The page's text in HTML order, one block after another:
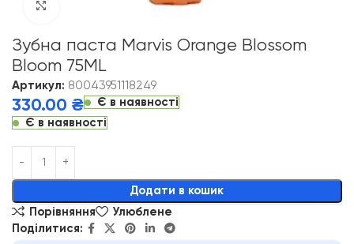
Зубна паста Marvis Orange Blossom
Bloom 75ML
Артикул: 80043951118249
330.00 ₴
Є в наявності
Є в наявності
Додати в кошик
Alternative:
Порівняння
Улюблене
Поділитися: